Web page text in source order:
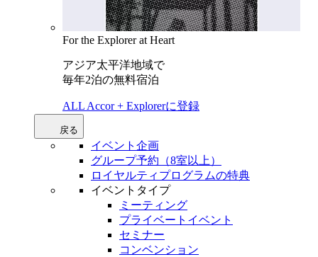
For the Explorer at Heart
アジア太平洋地域で
毎年2泊の無料宿泊
ALL Accor + Explorerに登録
戻る
イベント企画
グループ予約（8室以上）
ロイヤルティプログラムの特典
イベントタイプ
ミーティング
プライベートイベント
セミナー
コンベンション